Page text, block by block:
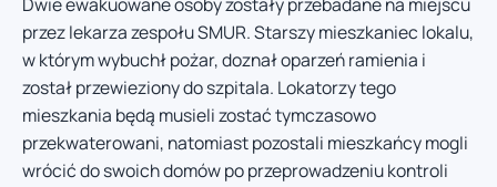
przez lekarza zespołu SMUR. Starszy mieszkaniec lokalu,
w którym wybuchł pożar, doznał oparzeń ramienia i
został przewieziony do szpitala. Lokatorzy tego
mieszkania będą musieli zostać tymczasowo
przekwaterowani, natomiast pozostali mieszkańcy mogli
wrócić do swoich domów po przeprowadzeniu kontroli